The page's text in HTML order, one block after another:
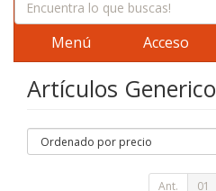
Menú Acceso
Artículos Generico
Ant. 01